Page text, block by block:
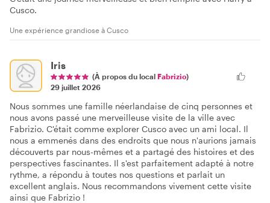
Cusco.
Une expérience grandiose à Cusco
Iris
(À propos du local Fabrizio)
29 juillet 2026
Nous sommes une famille néerlandaise de cinq personnes et
nous avons passé une merveilleuse visite de la ville avec
Fabrizio. C'était comme explorer Cusco avec un ami local. Il
nous a emmenés dans des endroits que nous n'aurions jamais
découverts par nous-mêmes et a partagé des histoires et des
perspectives fascinantes. Il s'est parfaitement adapté à notre
rythme, a répondu à toutes nos questions et parlait un
excellent anglais. Nous recommandons vivement cette visite
ainsi que Fabrizio !